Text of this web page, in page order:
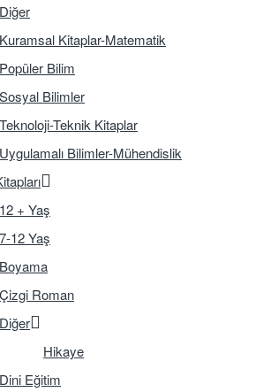
Diğer
Kuramsal Kitaplar-Matematik
Popüler Bilim
Sosyal Bilimler
Teknoloji-Teknik Kitaplar
Uygulamalı Bilimler-Mühendislik
12 + Yaş
7-12 Yaş
Boyama
Çizgi Roman
Diğer
Hikaye
Dini Eğitim